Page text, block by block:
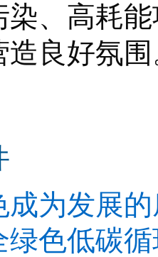
染、高耗
造良好氛
成为发展
绿色低碳